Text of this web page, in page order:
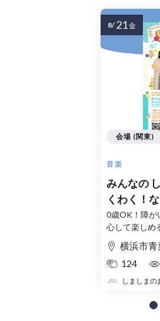
音楽
みんなの
くわく！
ん！〜
0歳OK！障が
心して楽しめ
横浜市青葉
124
しましまの
会場 (関東)
8/ 21金